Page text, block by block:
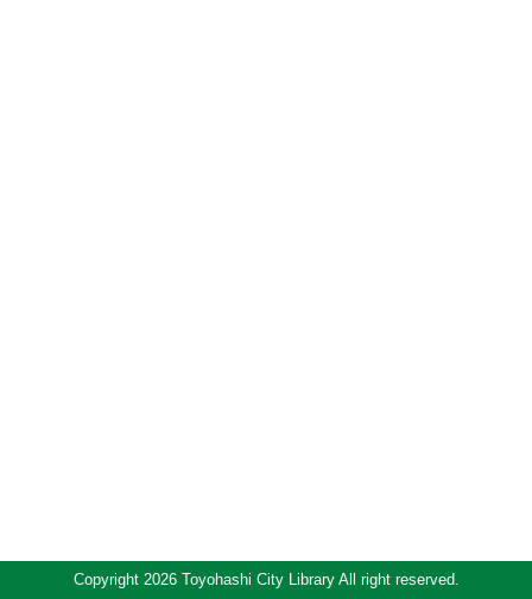
Copyright 2026 Toyohashi City Library All right reserved.